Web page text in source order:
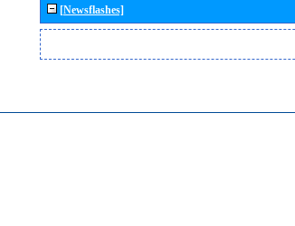
[Newsflashes]